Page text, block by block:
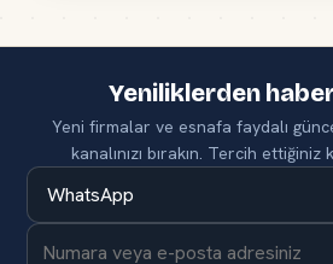
Yeniliklerden
Yeni firmalar ve esnafa faydalı
kanalınızı bırakın. Tercih